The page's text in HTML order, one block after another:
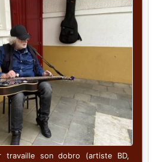
travaille son dobro (artiste BD,